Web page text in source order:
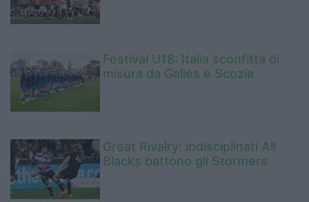
Festival U18: Italia sconfitta di
misura da Galles e Scozia
Great Rivalry: indisciplinati All
Blacks battono gli Stormers